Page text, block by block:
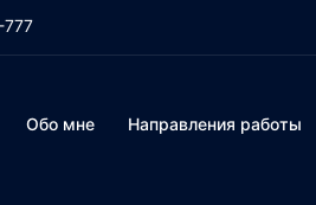
Обо мне Направления работы